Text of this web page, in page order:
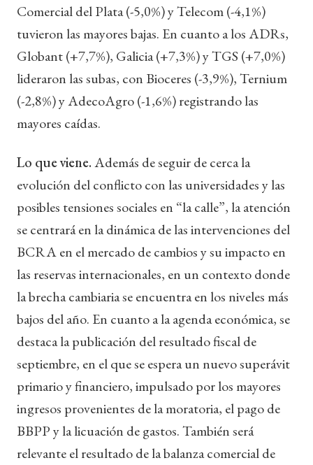
Comercial del Plata (-5,0%) y Telecom (-4,1%)
tuvieron las mayores bajas. En cuanto a los ADRs,
Globant (+7,7%), Galicia (+7,3%) y TGS (+7,0%)
lideraron las subas, con Bioceres (-3,9%), Ternium
(-2,8%) y AdecoAgro (-1,6%) registrando las
mayores caídas.
Lo que viene.Además de seguir de cerca la
evolución del conflicto con las universidades y las
posibles tensiones sociales en “la calle”, la atención
se centrará en la dinámica de las intervenciones del
BCRA en el mercado de cambios y su impacto en
las reservas internacionales, en un contexto donde
la brecha cambiaria se encuentra en los niveles más
bajos del año. En cuanto a la agenda económica, se
destaca la publicación del resultado fiscal de
septiembre, en el que se espera un nuevo superávit
primario y financiero, impulsado por los mayores
ingresos provenientes de la moratoria, el pago de
BBPP y la licuación de gastos. También será
relevante el resultado de la balanza comercial de